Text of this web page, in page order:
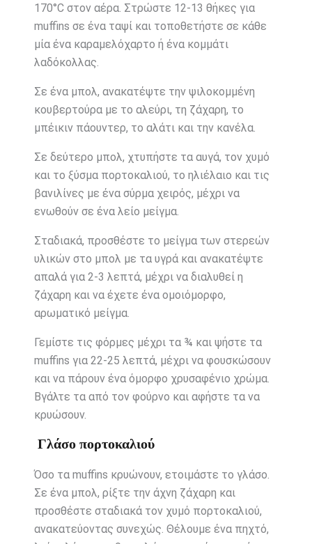
170°C στον αέρα. Στρώστε 12-13 θήκες για
muffins σε ένα ταψί και τοποθετήστε σε κάθε
μία ένα καραμελόχαρτο ή ένα κομμάτι
λαδόκολλας.
Σε ένα μπολ, ανακατέψτε την ψιλοκομμένη
κουβερτούρα με το αλεύρι, τη ζάχαρη, το
μπέικιν πάουντερ, το αλάτι και την κανέλα.
Σε δεύτερο μπολ, χτυπήστε τα αυγά, τον χυμό
και το ξύσμα πορτοκαλιού, το ηλιέλαιο και τις
βανιλίνες με ένα σύρμα χειρός, μέχρι να
ενωθούν σε ένα λείο μείγμα.
Σταδιακά, προσθέστε το μείγμα των στερεών
υλικών στο μπολ με τα υγρά και ανακατέψτε
απαλά για 2-3 λεπτά, μέχρι να διαλυθεί η
ζάχαρη και να έχετε ένα ομοιόμορφο,
αρωματικό μείγμα.
Γεμίστε τις φόρμες μέχρι τα ¾ και ψήστε τα
muffins για 22-25 λεπτά, μέχρι να φουσκώσουν
και να πάρουν ένα όμορφο χρυσαφένιο χρώμα.
Βγάλτε τα από τον φούρνο και αφήστε τα να
κρυώσουν.
Γλάσο πορτοκαλιού
Όσο τα muffins κρυώνουν, ετοιμάστε το γλάσο.
Σε ένα μπολ, ρίξτε την άχνη ζάχαρη και
προσθέστε σταδιακά τον χυμό πορτοκαλιού,
ανακατεύοντας συνεχώς. Θέλουμε ένα πηχτό,